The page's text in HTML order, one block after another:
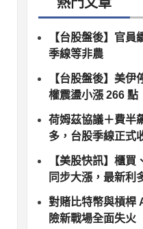
【台股盤後】官員
季線等非農
【台股盤後】美伊
權震盪小漲 266 點
荷姆茲協議＋費半
多，台股季線正式
【美股快訊】櫃
同步大漲，最新利
對賭比特幣與槓桿
險新戰場全面失火